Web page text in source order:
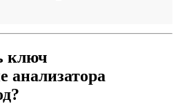
ключ
анализатора